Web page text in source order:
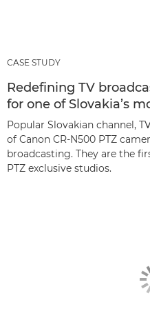
CASE STUDY
Redefining TV
for one of Slovakia’s
Popular Slovakian channel,
of Canon CR-N500 PTZ
broadcasting. They are the
PTZ exclusive studios.